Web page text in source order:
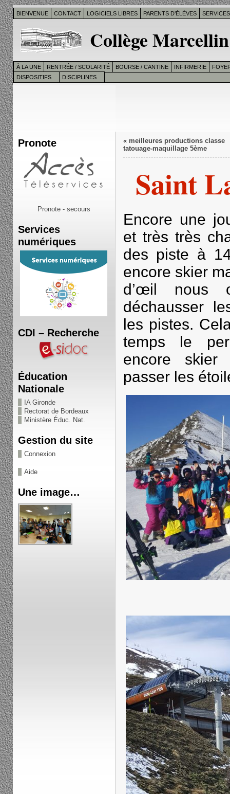
BIENVENUE CONTACT LOGICIELS LIBRES PARENTS D’ÉLÈVES
Collège
À LA UNE RENTRÉE / SCOLARITÉ BOURSE / CANTINE INFIRMERIE
DISPOSITIFS
DISCIPLINES
Pronote
Pronote - secours
Services
numériques
CDI – Recherche
Éducation
Nationale
IA Gironde
Rectorat de Bordeaux
Ministère Éduc. Nat.
Gestion du site
Connexion
Aide
Une image…
« meilleures productions classe
tatouage-maquillage 5ème
Saint
Encore une
et très très
des piste à
encore skier
d’œil nous
déchausser
les pistes.
temps le
encore skier
passer les